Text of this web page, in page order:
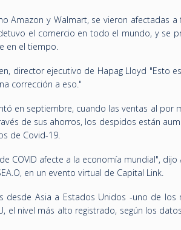
Amazon y Walmart, se vieron afectadas a
el comercio en todo el mundo, y se
en el tiempo.
director ejecutivo de Hapag Lloyd "Esto
corrección a eso."
en septiembre, cuando las ventas al por
de sus ahorros, los despidos están
de Covid-19.
COVID afecte a la economía mundial", dijo
en un evento virtual de Capital Link.
Asia a Estados Unidos -uno de los
el nivel más alto registrado, según los